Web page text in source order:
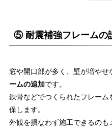
⑤ 耐震補強フレームの
窓や開口部が多く、壁が増やせ
ームの追加です。
鉄骨などでつくられたフレー
保します。
外観を損なわず施工できるのも